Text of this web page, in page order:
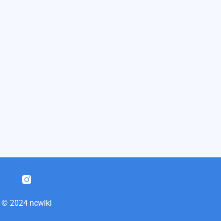
© 2024 ncwiki